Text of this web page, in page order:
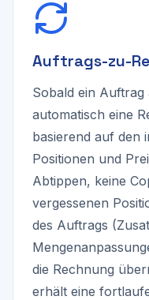
Auftrags-zu-
Sobald ein Auftrag
automatisch eine
basierend auf den
Positionen und
Abtippen, keine
vergessenen
des Auftrags
die Rechnung
erhält eine